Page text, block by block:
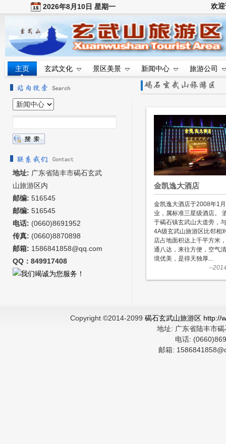
2026年8月10日 星期一 欢
主页 玄武文化 景区美景 新闻中心 旅游公司
金凯逸大酒店
金凯逸大酒店于2008年1
业，属标准三星级酒店。
于碣石镇玄武山大道旁，
4A级玄武山旅游区比邻相
店占地面积达上千平方米
通八达，来往方便，空气
境优美，是得天独厚...
--
地址: 广东省陆丰市碣石玄武
山旅游区内
邮编: 516545
邮编: 516545
电话: (0660)8691952
传真: (0660)8870898
邮箱: 1586841858@qq.com
QQ：849917408
Copyright ©2014-2099 碣石玄武山旅游区 http://
地址: 广东省陆丰市
电话:
邮箱: